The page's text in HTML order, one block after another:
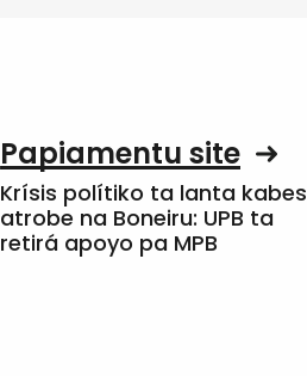
Papiamentu site
Krísis polítiko ta lanta kabes
atrobe na Boneiru: UPB ta
retirá apoyo pa MPB